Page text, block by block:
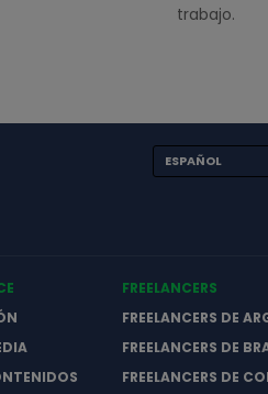
trabajo.
ESPAÑOL
FREELANCERS
FREELANCERS DE
FREELANCERS DE
FREELANCERS DE